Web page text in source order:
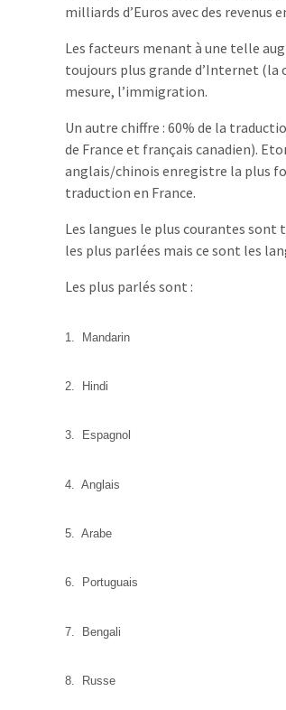
milliards d’Euros avec des revenus
Les facteurs menant à une telle
toujours plus grande d’Internet (la
mesure, l’immigration.
Un autre chiffre : 60% de la
de France et français canadien).
anglais/chinois enregistre la plus
traduction en France.
Les langues le plus courantes sont
les plus parlées mais ce sont les
Les plus parlés sont :
1. Mandarin
2. Hindi
3. Espagnol
4. Anglais
5. Arabe
6. Portuguais
7. Bengali
8. Russe